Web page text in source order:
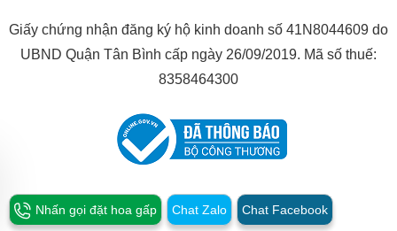
Giấy chứng nhận đăng ký hộ kinh doanh số 41N8044609 do
UBND Quận Tân Bình cấp ngày 26/09/2019. Mã số thuế:
8358464300
Nhấn gọi đặt hoa gấp Chat Zalo Chat Facebook